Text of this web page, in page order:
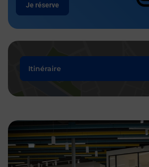
Je réserve
Itinéraire